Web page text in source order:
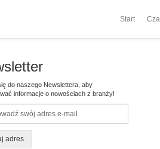
Start
do naszego Newslettera, aby
informacje o nowościach z branży!
adres